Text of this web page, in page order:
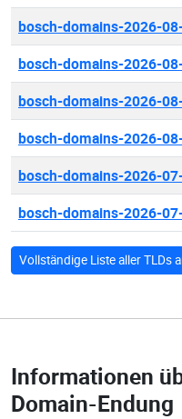
bosch-domains-2026-
bosch-domains-2026-
bosch-domains-2026-
bosch-domains-2026-
bosch-domains-2026-
bosch-domains-2026-
Vollständige Liste aller TLDs
Informationen
Domain-Endung